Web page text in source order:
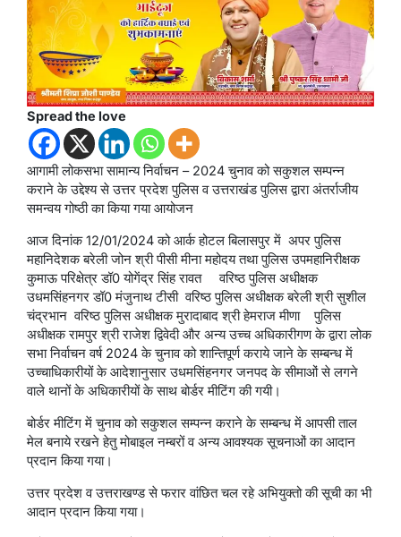
Spread the love
आगामी लोकसभा सामान्य निर्वाचन – 2024 चुनाव को सकुशल सम्पन्न
कराने के उद्देश्य से उत्तर प्रदेश पुलिस व उत्तराखंड पुलिस द्वारा अंतर्राजीय
समन्वय गोष्ठी का किया गया आयोजन
आज दिनांक 12/01/2024 को आर्क होटल बिलासपुर में अपर पुलिस
महानिदेशक बरेली जोन श्री पीसी मीना महोदय तथा पुलिस उपमहानिरीक्षक
कुमाऊ परिक्षेत्र डॉ0 योगेंद्र सिंह रावत वरिष्ठ पुलिस अधीक्षक
उधमसिंहनगर डॉ0 मंजुनाथ टीसी वरिष्ठ पुलिस अधीक्षक बरेली श्री सुशील
चंद्रभान वरिष्ठ पुलिस अधीक्षक मुरादाबाद श्री हेमराज मीणा पुलिस
अधीक्षक रामपुर श्री राजेश द्विवेदी और अन्य उच्च अधिकारीगण के द्वारा लोक
सभा निर्वाचन वर्ष 2024 के चुनाव को शान्तिपूर्ण कराये जाने के सम्बन्ध में
उच्चाधिकारीयों के आदेशानुसार उधमसिंहनगर जनपद के सीमाओं से लगने
वाले थानों के अधिकारीयों के साथ बोर्डर मीटिंग की गयी।
बोर्डर मीटिंग में चुनाव को सकुशल सम्पन्न कराने के सम्बन्ध में आपसी ताल
मेल बनाये रखने हेतु मोबाइल नम्बरों व अन्य आवश्यक सूचनाओं का आदान
प्रदान किया गया।
उत्तर प्रदेश व उत्तराखण्ड से फरार वांछित चल रहे अभियुक्तो की सूची का भी
आदान प्रदान किया गया।